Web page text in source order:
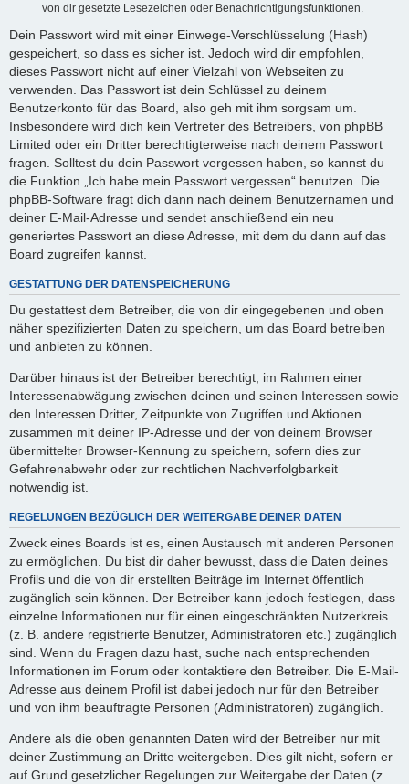
von dir gesetzte Lesezeichen oder Benachrichtigungsfunktionen.
Dein Passwort wird mit einer Einwege-Verschlüsselung (Hash)
gespeichert, so dass es sicher ist. Jedoch wird dir empfohlen,
dieses Passwort nicht auf einer Vielzahl von Webseiten zu
verwenden. Das Passwort ist dein Schlüssel zu deinem
Benutzerkonto für das Board, also geh mit ihm sorgsam um.
Insbesondere wird dich kein Vertreter des Betreibers, von phpBB
Limited oder ein Dritter berechtigterweise nach deinem Passwort
fragen. Solltest du dein Passwort vergessen haben, so kannst du
die Funktion „Ich habe mein Passwort vergessen“ benutzen. Die
phpBB-Software fragt dich dann nach deinem Benutzernamen und
deiner E-Mail-Adresse und sendet anschließend ein neu
generiertes Passwort an diese Adresse, mit dem du dann auf das
Board zugreifen kannst.
GESTATTUNG DER DATENSPEICHERUNG
Du gestattest dem Betreiber, die von dir eingegebenen und oben
näher spezifizierten Daten zu speichern, um das Board betreiben
und anbieten zu können.
Darüber hinaus ist der Betreiber berechtigt, im Rahmen einer
Interessenabwägung zwischen deinen und seinen Interessen sowie
den Interessen Dritter, Zeitpunkte von Zugriffen und Aktionen
zusammen mit deiner IP-Adresse und der von deinem Browser
übermittelter Browser-Kennung zu speichern, sofern dies zur
Gefahrenabwehr oder zur rechtlichen Nachverfolgbarkeit
notwendig ist.
REGELUNGEN BEZÜGLICH DER WEITERGABE DEINER DATEN
Zweck eines Boards ist es, einen Austausch mit anderen Personen
zu ermöglichen. Du bist dir daher bewusst, dass die Daten deines
Profils und die von dir erstellten Beiträge im Internet öffentlich
zugänglich sein können. Der Betreiber kann jedoch festlegen, dass
einzelne Informationen nur für einen eingeschränkten Nutzerkreis
(z. B. andere registrierte Benutzer, Administratoren etc.) zugänglich
sind. Wenn du Fragen dazu hast, suche nach entsprechenden
Informationen im Forum oder kontaktiere den Betreiber. Die E-Mail-
Adresse aus deinem Profil ist dabei jedoch nur für den Betreiber
und von ihm beauftragte Personen (Administratoren) zugänglich.
Andere als die oben genannten Daten wird der Betreiber nur mit
deiner Zustimmung an Dritte weitergeben. Dies gilt nicht, sofern er
auf Grund gesetzlicher Regelungen zur Weitergabe der Daten (z.